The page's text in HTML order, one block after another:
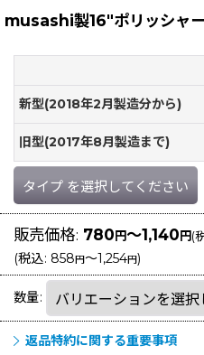
musashi製16"ポリッシャー
新型(2018年2月製造分から)
旧型(2017年8月製造まで)
タイプ を選択してください
販売価格: 780円～1,140円(
(税込: 858円～1,254円)
数量:
返品特約に関する重要事項